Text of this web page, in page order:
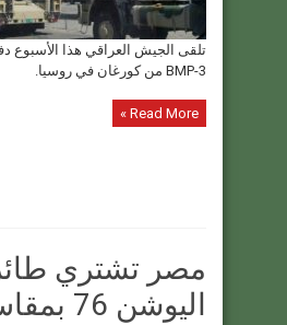
تلقى الجيش العراقي هذا الأسبوع
BMP-3 من كورغان في روسيا.
Read More »
مصر تشتري
اليوشن 76 بمقاس XXL